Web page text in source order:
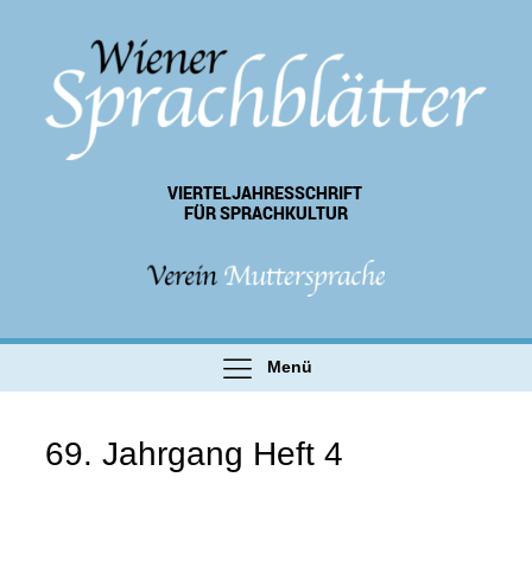
VIERTEL­JAHRES­SCHRIFT
FÜR SPRACHKULTUR
Menü
69. Jahrgang Heft 4